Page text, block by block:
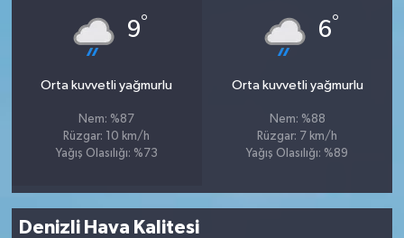
9°
Orta kuvvetli yağmurlu
Nem: %87
Rüzgar: 10 km/h
Yağış Olasılığı: %73
6°
Orta kuvvetli yağmurlu
Nem: %88
Rüzgar: 7 km/h
Yağış Olasılığı: %89
Denizli Hava Kalitesi